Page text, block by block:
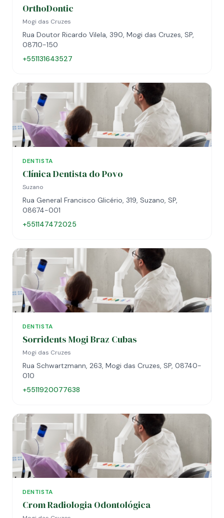
OrthoDontic
Mogi das Cruzes
Rua Doutor Ricardo Vilela, 390, Mogi das Cruzes, SP,
08710-150
+551131643527
DENTISTA
Clínica Dentista do Povo
Suzano
Rua General Francisco Glicério, 319, Suzano, SP,
08674-001
+551147472025
DENTISTA
Sorridents Mogi Braz Cubas
Mogi das Cruzes
Rua Schwartzmann, 263, Mogi das Cruzes, SP, 08740-
010
+5511920077638
DENTISTA
Crom Radiologia Odontológica